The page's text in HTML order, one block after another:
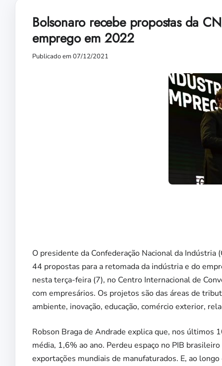
Bolsonaro recebe propostas da
emprego em 2022
Publicado em 07/12/2021
O presidente da Confederação Nacional da
44 propostas para a retomada da indústria e do
nesta terça-feira (7), no Centro Internacional de
com empresários. Os projetos são das áreas de
ambiente, inovação, educação, comércio exterior,
Robson Braga de Andrade explica que, nos últimos
média, 1,6% ao ano. Perdeu espaço no PIB
exportações mundiais de manufaturados. E, ao